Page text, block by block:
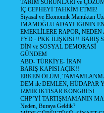
TARIM SORUNLARI ve
İÇ CEPHEYİ TAHKİM ETME!
Siyasal ve Ekonomik Mantıktan
İMAMOĞLU ADAYLIĞININ
EMEKLİLERE RAPOR,
PYD - PKK İLİŞKİSİ !! BARIŞ
DİN ve SOSYAL DEMORASİ
GÜNDEM
ABD- TÜRKİYE- İRAN
BARIŞ KAPISI AÇIK!!
ERKEN ÖLÜM,
DEM ile DEMLEN, HÜDAPAR
İZMİR İKTİSAR KONGRESİ
CHP’Yİ TARTIŞMAMANIN
Neden, Buraya Geldik?